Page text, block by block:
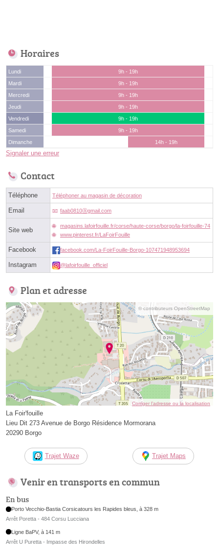
Horaires
Lundi
9h - 19h
Mardi
9h - 19h
Mercredi
9h - 19h
Jeudi
9h - 19h
Vendredi
9h - 19h
Samedi
9h - 19h
Dimanche
14h - 19h
Signaler une erreur
Contact
Téléphone Téléphoner au magasin de décoration
Email faab0810ⓐgmail.com
Site web
magasins.lafoirfouille.fr/corse/haute-corse/borgo/la-foirfouille-74
www.pinterest.fr/LaFoirFouille
Facebook facebook.com/La-FoirFouille-Borgo-107471948953694
Instagram @lafoirfouille_officiel
Plan et adresse
© contributeurs OpenStreetMap
Corriger l’adresse ou la localisation
La Foir'fouille
Lieu Dit 273 Avenue de Borgo Résidence Mormorana
20290 Borgo
Trajet Waze Trajet Maps
Venir en transports en commun
En bus
Porto Vecchio-Bastia Corsicatours les Rapides bleus, à 328 m
Arrêt Poretta - 484 Corsu Lucciana
Ligne BaPV, à 141 m
Arrêt U Puretta - Impasse des Hirondelles